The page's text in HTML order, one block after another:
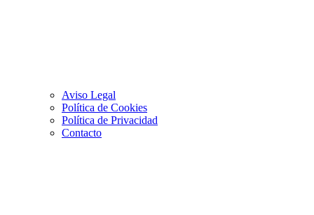
Aviso Legal
Política de Cookies
Política de Privacidad
Contacto